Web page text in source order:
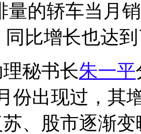
量的轿车当月
同比增长也达
秘书长朱一平
份出现过，其
、股市逐渐